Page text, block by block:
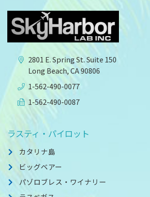
2801 E. Spring St. Suite 150
Long Beach, CA 90806
1-562-490-0077
1-562-490-0087
ラスティ・パイロット
カタリナ島
ビッグベアー
パゾロブレス・ワイナリー